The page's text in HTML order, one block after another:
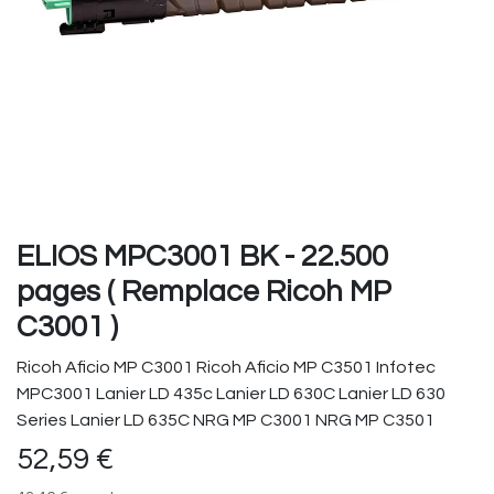
ELIOS MPC3001 BK - 22.500
pages ( Remplace Ricoh MP
C3001 )
Ricoh Aficio MP C3001 Ricoh Aficio MP C3501 Infotec
MPC3001 Lanier LD 435c Lanier LD 630C Lanier LD 630
Series Lanier LD 635C NRG MP C3001 NRG MP C3501
52,59 €